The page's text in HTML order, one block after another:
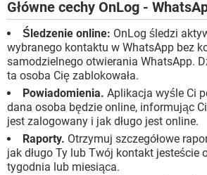
Główne cechy OnLog -
Śledzenie online: OnLog śledzi
wybranego kontaktu w WhatsApp bez
samodzielnego otwierania WhatsApp.
ta osoba Cię zablokowała.
Powiadomienia. Aplikacja wyśle ​​Ci
dana osoba będzie online, informując
jest zalogowany i jak długo jest online.
Raporty. Otrzymuj szczegółowe
jak długo Ty lub Twój kontakt jesteście
tygodnia lub miesiąca.